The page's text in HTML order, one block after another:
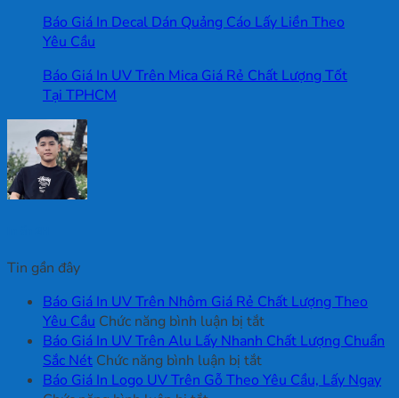
Báo Giá In Decal Dán Quảng Cáo Lấy Liền Theo
Yêu Cầu
Báo Giá In UV Trên Mica Giá Rẻ Chất Lượng Tốt
Tại TPHCM
Tin gần đây
Báo Giá In UV Trên Nhôm Giá Rẻ Chất Lượng Theo
Yêu Cầu Chức năng bình luận bị tắtở
Báo
In
Báo Giá In UV Trên Alu Lấy Nhanh Chất Lượng Chuẩn
Sắc Nét Chức năng bình luận bị tắtở
Báo
Báo Giá In Logo UV Trên Gỗ Theo Yêu Cầu, Lấy Ngay